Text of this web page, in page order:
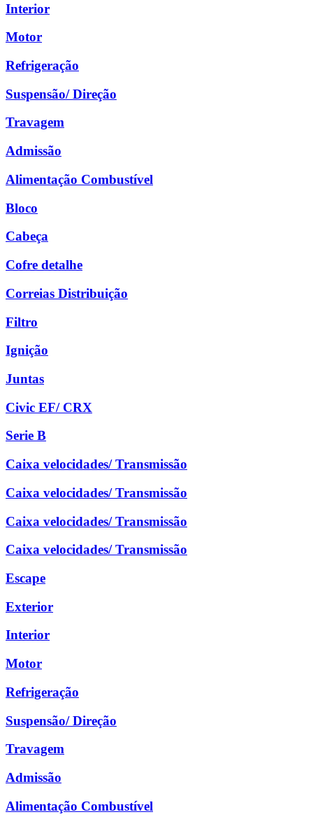
Interior
Motor
Refrigeração
Suspensão/ Direção
Travagem
Admissão
Alimentação Combustível
Bloco
Cabeça
Cofre detalhe
Correias Distribuição
Filtro
Ignição
Juntas
Civic EF/ CRX
Serie B
Caixa velocidades/ Transmissão
Caixa velocidades/ Transmissão
Caixa velocidades/ Transmissão
Caixa velocidades/ Transmissão
Escape
Exterior
Interior
Motor
Refrigeração
Suspensão/ Direção
Travagem
Admissão
Alimentação Combustível